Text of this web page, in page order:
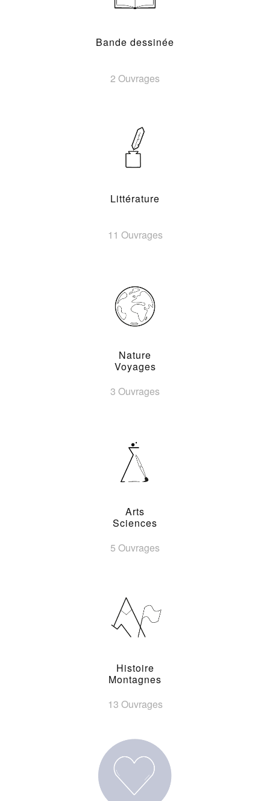
Bande dessinée
2 Ouvrages
Littérature
11 Ouvrages
Nature
Voyages
3 Ouvrages
Arts
Sciences
5 Ouvrages
Histoire
Montagnes
13 Ouvrages